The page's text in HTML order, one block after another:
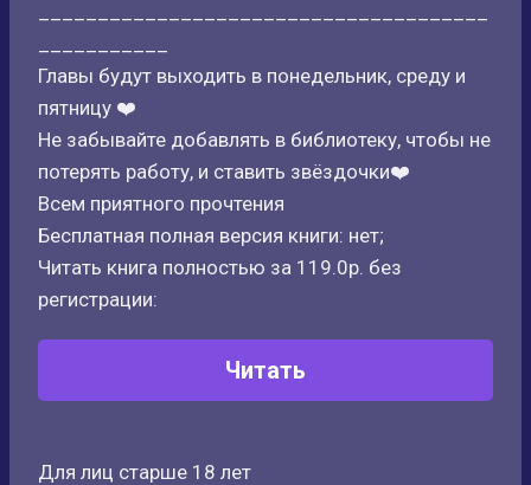
Главы будут выходить в понедельник, среду и
пятницу ‍❤️‍
Не забывайте добавлять в библиотеку, чтобы не
потерять работу, и ставить звёздочки‍❤️‍
Всем приятного прочтения
Бесплатная полная версия книги: нет;
Читать книга полностью за 119.0р. без
регистрации:
Читать
Для лиц старше 18 лет